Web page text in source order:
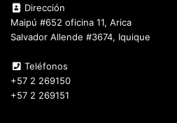
Dirección
Maipú #652 oficina 11, Arica
Salvador Allende #3674, Iquique
Teléfonos
+57 2 269150
+57 2 269151